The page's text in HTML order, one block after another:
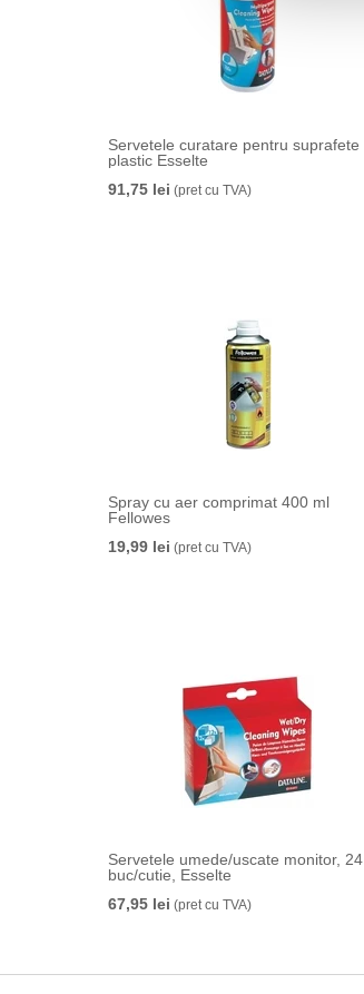
Servetele curatare pentru suprafete
plastic Esselte
91,75 lei (pret cu TVA)
Spray cu aer comprimat 400 ml
Fellowes
19,99 lei (pret cu TVA)
Servetele umede/uscate monitor, 24
buc/cutie, Esselte
67,95 lei (pret cu TVA)